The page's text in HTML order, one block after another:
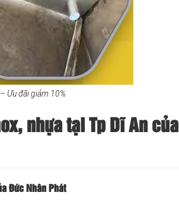
Ưu đãi giảm 10%
nhựa tại Tp Dĩ An của
Đức Nhân Phát